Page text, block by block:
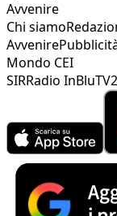
Avvenire
Chi siamo
Avvenire
Mondo CEI
SIRRadio InBlu